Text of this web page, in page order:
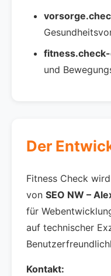
und
Der
Fitness Check
von SEO NW –
für
auf technischer
Kontakt: